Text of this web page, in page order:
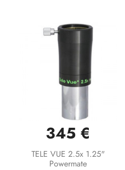
345 €
TELE VUE 2.5x 1.25"
Powermate